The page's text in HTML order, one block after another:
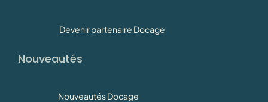
Devenir partenaire Docage
Nouveautés
Nouveautés Docage